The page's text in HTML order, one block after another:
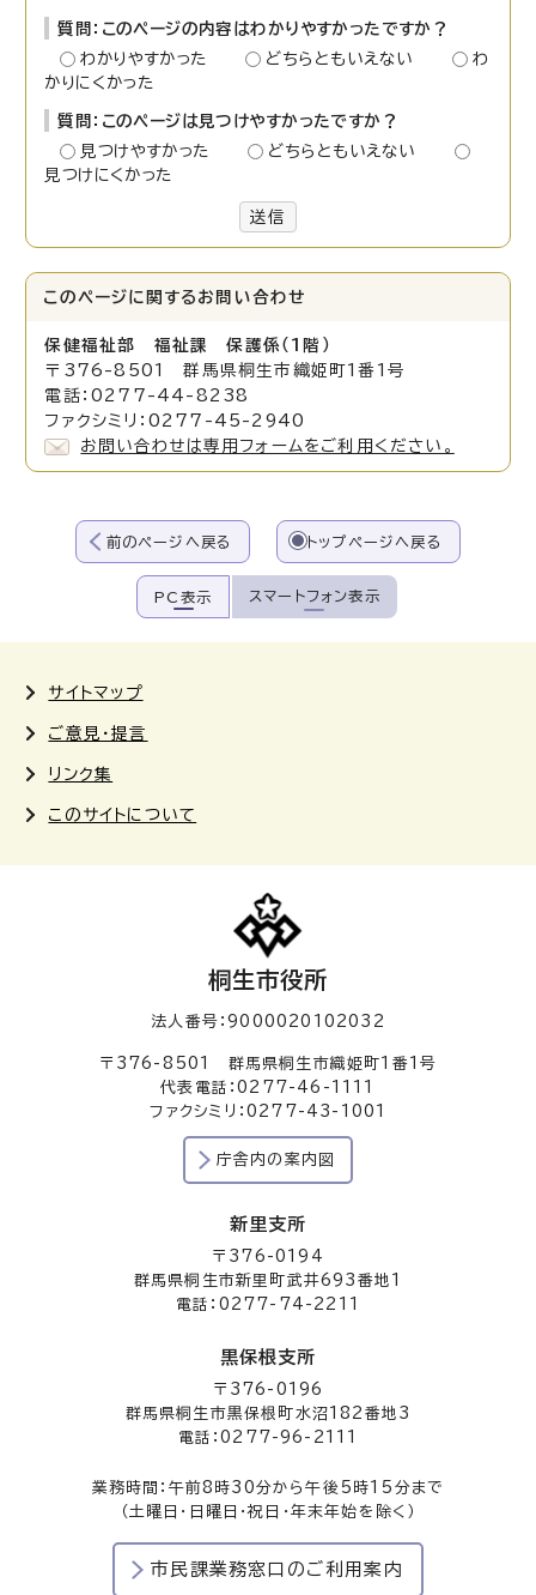
質問：このページの内容はわかりやすかったですか？
わかりやすかった
どちらともいえない
わ
かりにくかった
質問：このページは見つけやすかったですか？
見つけやすかった
どちらともいえない
見つけにくかった
送信
このページに関する お問い合わせ
保健福祉部 福祉課 保護係（1階）
〒376-8501 群馬県桐生市織姫町1番1号
電話：0277-44-8238
ファクシミリ：0277-45-2940
お問い合わせは専用フォームをご利用ください。
前のページへ戻る トップページへ戻る
PC表示 スマートフォン表示
サイトマップ
ご意見・提言
リンク集
このサイトについて
桐生市役所
法人番号：9000020102032
〒376-8501 群馬県桐生市織姫町1番1号
代表電話：0277-46-1111
ファクシミリ：0277-43-1001
庁舎内の案内図
新里支所
〒376-0194
群馬県桐生市新里町武井693番地1
電話：0277-74-2211
黒保根支所
〒376-0196
群馬県桐生市黒保根町水沼182番地3
電話：0277-96-2111
業務時間：午前8時30分から午後5時15分まで
（土曜日・日曜日・祝日・年末年始を除く）
市民課業務窓口のご利用案内